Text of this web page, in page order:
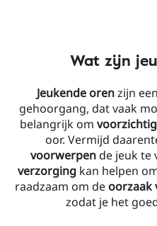
Wat zijn
Jeukende orenzijn
gehoorgang, dat vaak
belangrijk om
oor. Vermijd
voorwerpende jeuk te
verzorging kan helpen
raadzaam om de oorzaak
zodat je het